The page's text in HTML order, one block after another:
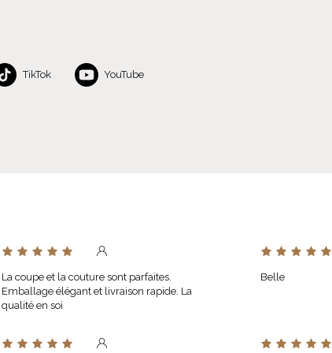
TikTok YouTube
La coupe et la couture sont parfaites.
Emballage élégant et livraison rapide. La
qualité en soi
Belle